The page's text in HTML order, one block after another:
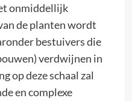
onmiddellijk
de planten wordt
bestuivers die
verdwijnen in
op deze schaal zal
en complexe